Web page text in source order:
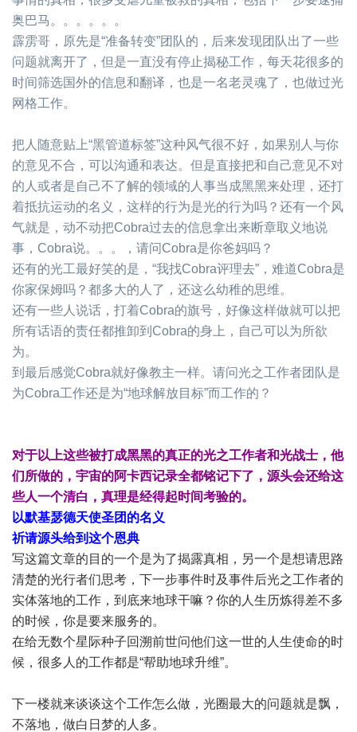
奥巴马。。。。。。
霹雳哥，原先是“准备转变”团队的，后来发现团队出了一些
问题就离开了，但是一直没有停止揭秘工作，每天花很多的
时间筛选国外的信息和翻译，也是一名老灵魂了，也做过光
网格工作。
把人随意贴上“黑管道标签”这种风气很不好，如果别人与你
的意见不合，可以沟通和表达。但是直接把和自己意见不对
的人或者是自己不了解的领域的人事当成黑黑来处理，还打
着抵抗运动的名义，这样的行为是光的行为吗？ 还有一个风
气就是，动不动把Cobra过去的信息拿出来断章取义地说
事，Cobra说。。。，请问Cobra是你爸妈吗？
还有的光工最好笑的是，“我找Cobra评理去”，难道Cobra是
你家保姆吗？都多大的人了，还这么幼稚的思维。
还有一些人说话，打着Cobra的旗号，好像这样做就可以把
所有话语的责任都推卸到Cobra的身上，自己可以为所欲
为。
到最后感觉Cobra就好像教主一样。请问光之工作者团队是
为Cobra工作还是为“地球解放目标”而工作的？
对于以上这些被打成黑黑的真正的光之工作者和光战士，他
们所做的，宇宙的阿卡西记录全都铭记下了，源头会还给这
些人一个清白，真理是经得起时间考验的。
以默基瑟德天使圣团的名义
祈请源头给到这个恩典
写这篇文章的目的一个是为了揭露真相，另一个是想请思路
清楚的光行者们思考，下一步事件时及事件后光之工作者的
实体落地的工作， 到底来地球干嘛？你的人生历炼得差不多
的时候，你是要来服务的。
在给无数个星际种子回溯前世问他们这一世的人生使命的时
候，很多人的工作都是“帮助地球升维”。
下一楼就来谈谈这个工作怎么做，光圈最大的问题就是飘，
不落地，做白日梦的人多。